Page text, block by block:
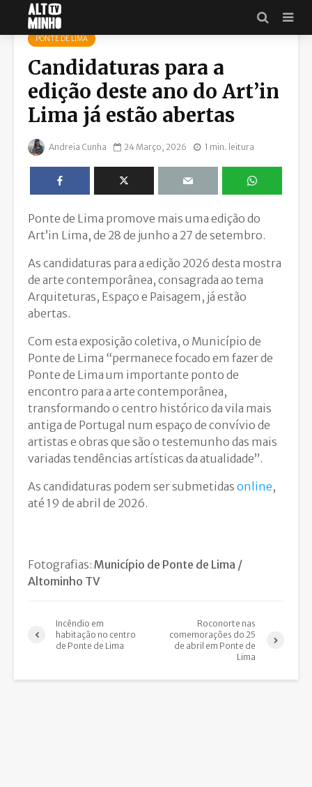
PONTE DE LIMA
Candidaturas para a
edição deste ano do Art’in
Lima já estão abertas
Andreia Cunha 24 Março, 2026 1 min. leitura
Ponte de Lima promove mais uma edição do
Art’in Lima, de 28 de junho a 27 de setembro.
As candidaturas para a edição 2026 desta mostra
de arte contemporânea, consagrada ao tema
Arquiteturas, Espaço e Paisagem, já estão
abertas.
Com esta exposição coletiva, o Município de
Ponte de Lima “permanece focado em fazer de
Ponte de Lima um importante ponto de
encontro para a arte contemporânea,
transformando o centro histórico da vila mais
antiga de Portugal num espaço de convívio de
artistas e obras que são o testemunho das mais
variadas tendências artísticas da atualidade”.
As candidaturas podem ser submetidas online,
até 19 de abril de 2026.
Fotografias: Município de Ponte de Lima /
Altominho TV
Incêndio em
habitação no centro
de Ponte de Lima
Roconorte nas
comemorações do 25
de abril em Ponte de
Lima